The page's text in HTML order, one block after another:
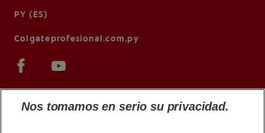
PY (ES)
Colgateprofesional.com.py
Nos tomamos en serio su privacidad.